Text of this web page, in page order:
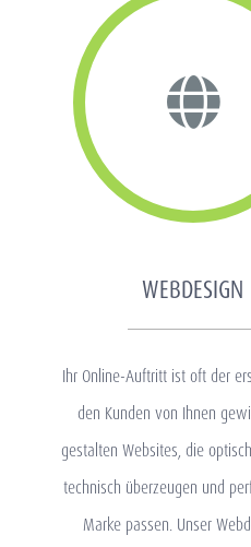
WEBDESIGN
Ihr Online-Auftritt ist oft der
den Kunden von Ihnen
gestalten Websites, die
technisch überzeugen und
Marke passen. Unser